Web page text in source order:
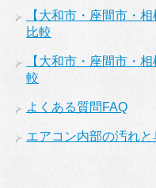
【大和市・座間市・
比較
【大和市・座間市・
較
よくある質問FAQ
エアコン内部の汚れと